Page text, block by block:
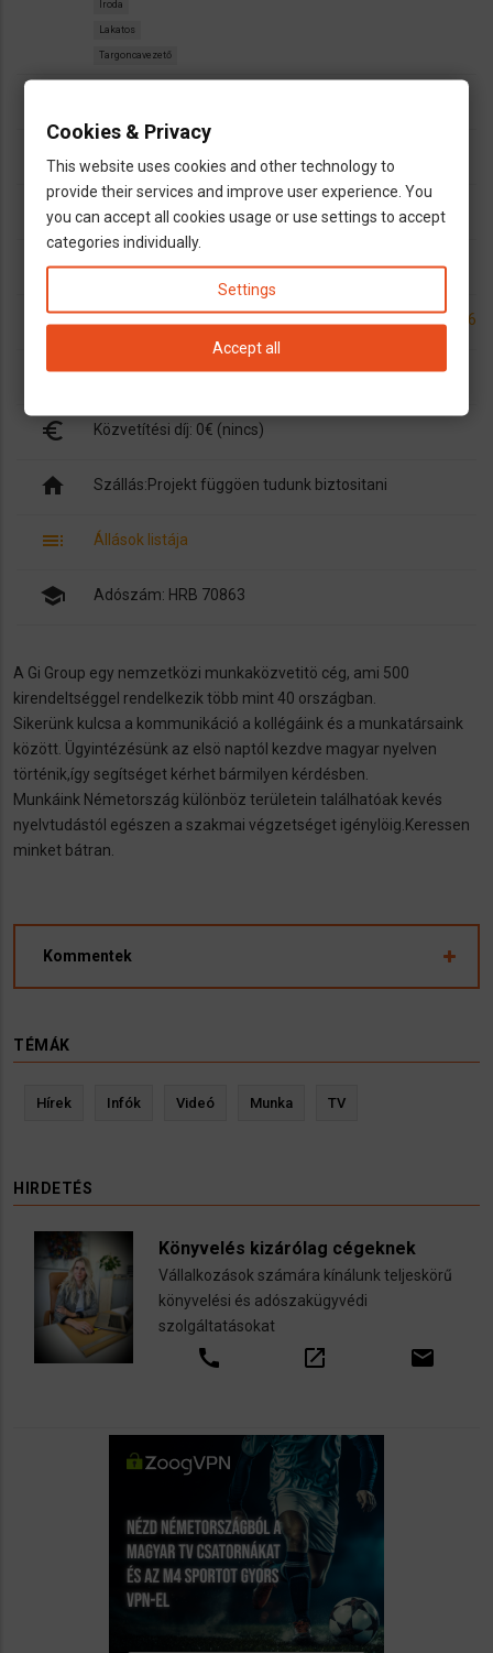
Iroda
Lakatos
Targoncavezető
call
phone_android +491622889170
email cynthia.salamon@gigroup.com
facebook https://www.facebook.com/groups/423815298683356
open_in_new https://de.gigroup.com/
euro_symbol Közvetítési díj: 0€ (nincs)
home Szállás:Projekt függöen tudunk biztositani
toc Állások listája
school Adószám: HRB 70863
A Gi Group egy nemzetközi munkaközvetitö cég, ami 500
kirendeltséggel rendelkezik több mint 40 országban.
Sikerünk kulcsa a kommunikáció a kollégáink és a munkatársaink
között. Ügyintézésünk az elsö naptól kezdve magyar nyelven
történik,így segítséget kérhet bármilyen kérdésben.
Munkáink Németország különböz területein találhatóak kevés
nyelvtudástól egészen a szakmai végzetséget igénylöig.Keressen
minket bátran.
Kommentek
TÉMÁK
Hírek Infók Videó Munka TV
HIRDETÉS
Könyvelés kizárólag cégeknek
Vállalkozások számára kínálunk teljeskörű
könyvelési és adószakügyvédi
szolgáltatásokat
call open_in_new email
Cookies & Privacy
This website uses cookies and other technology to
provide their services and improve user experience. You
you can accept all cookies usage or use settings to accept
categories individually.
Settings
Accept all